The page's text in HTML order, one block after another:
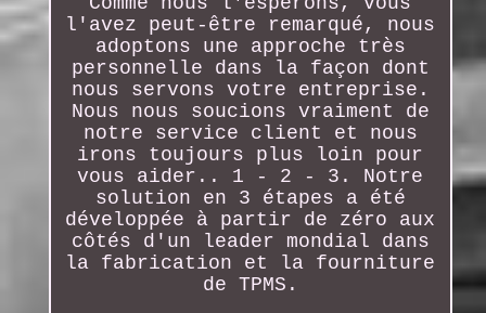
l'avez peut-être remarqué, nous
adoptons une approche très
personnelle dans la façon dont
nous servons votre entreprise.
Nous nous soucions vraiment de
notre service client et nous
irons toujours plus loin pour
vous aider.. 1 - 2 - 3. Notre
solution en 3 étapes a été
développée à partir de zéro aux
côtés d'un leader mondial dans
la fabrication et la fourniture
de TPMS.